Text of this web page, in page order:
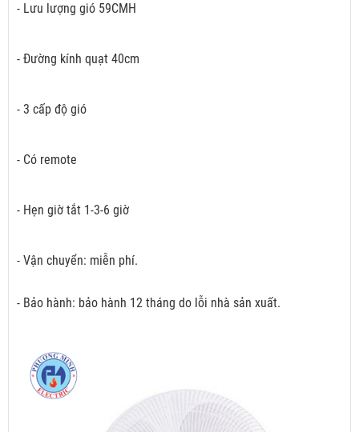
- Lưu lượng gió 59CMH
- Đường kính quạt 40cm
- 3 cấp độ gió
- Có remote
- Hẹn giờ tắt 1-3-6 giờ
- Vận chuyển: miễn phí.
- Bảo hành: bảo hành 12 tháng do lỗi nhà sản xuất.